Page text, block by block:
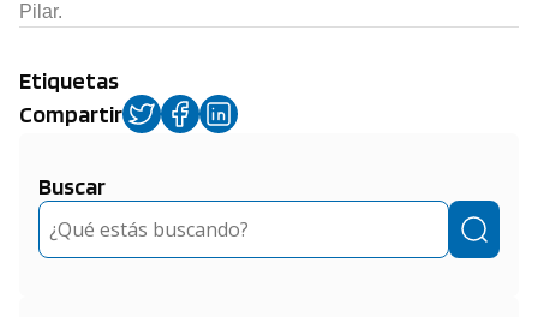
Pilar.
Etiquetas
Compartir
Buscar
Buscar